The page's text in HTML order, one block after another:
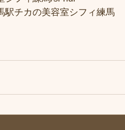
駅チカの美容室シフィ練馬